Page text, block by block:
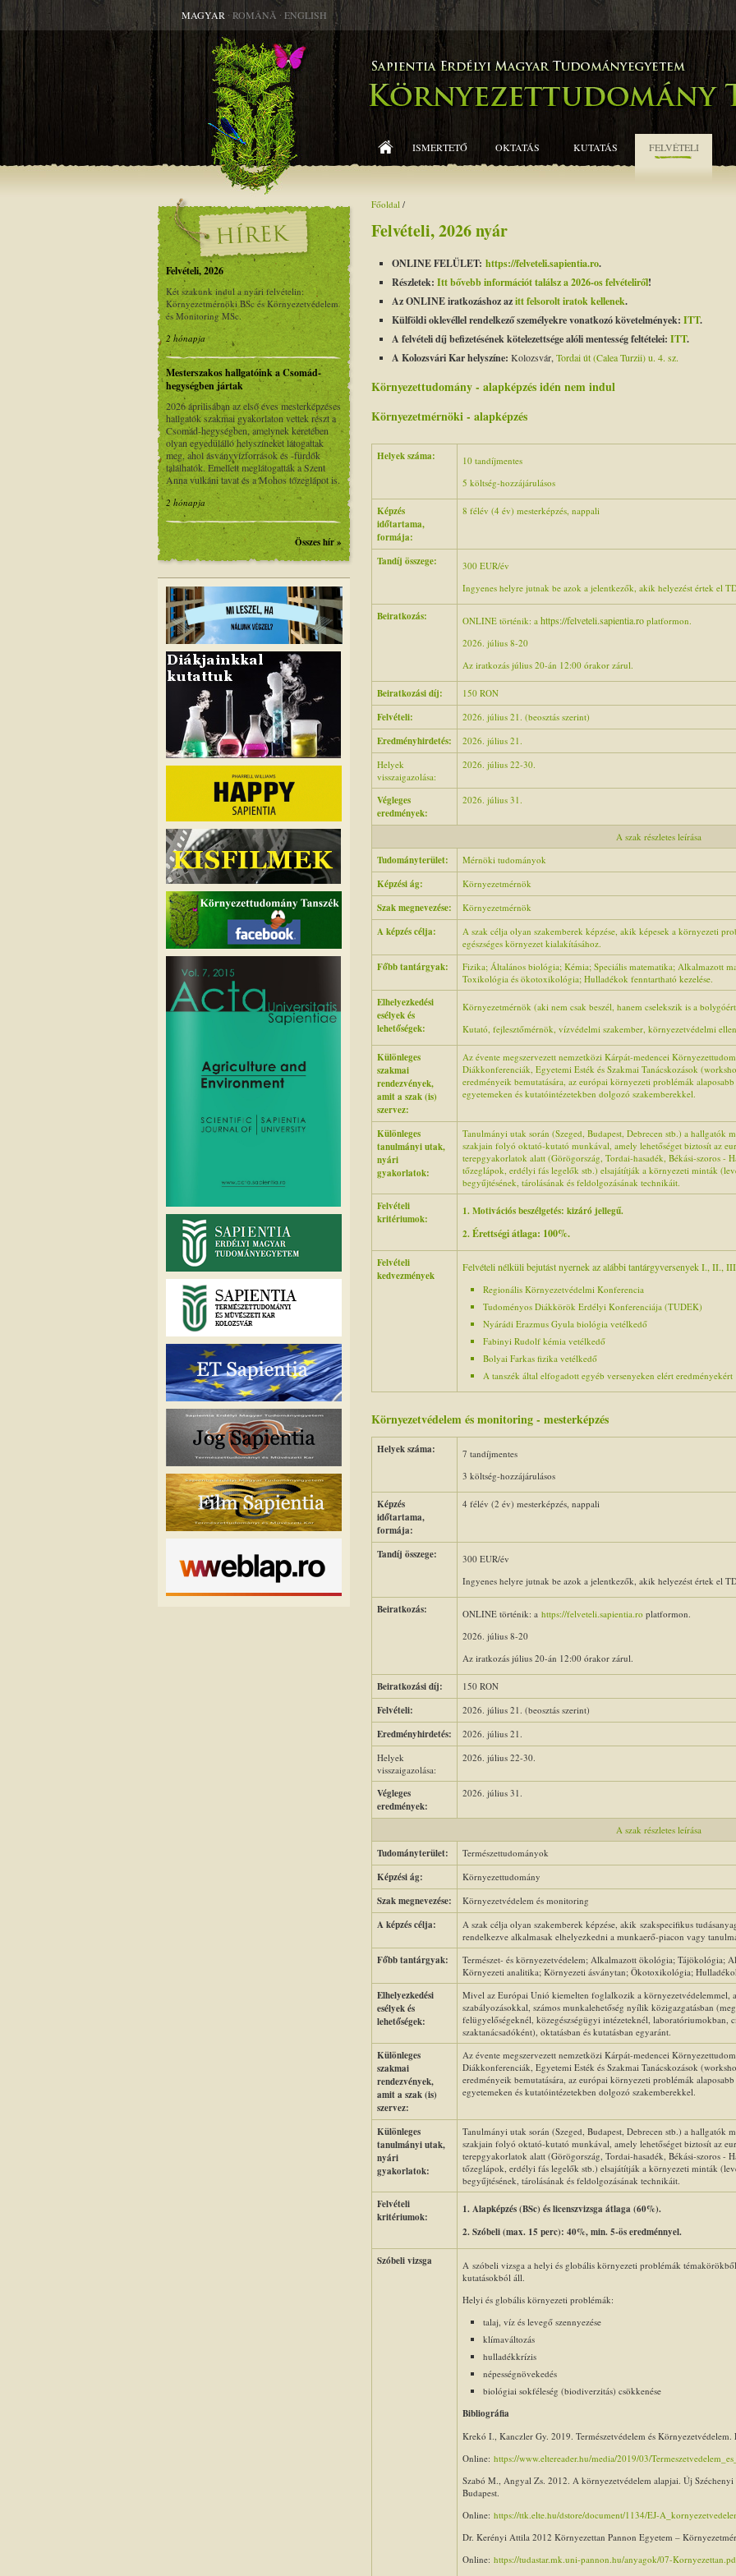
ISMERTETŐ OKTATÁS KUTATÁS FELVÉTELI
MAGYAR ∙ ROMÂNĂ ∙ ENGLISH
Főoldal /
Felvételi, 2026 nyár
ONLINE FELÜLET: https://felveteli.sapientia.ro.
Részletek: Itt bővebb információt találsz a 2026-os felvételiről!
Az ONLINE iratkozáshoz azitt felsorolt iratok kellenek.
Külföldi oklevéllel rendelkező személyekre vonatkozó követelmények: ITT.
A felvételi díj befizetésének kötelezettsége alóli mentesség feltételei: ITT.
A Kolozsvári Kar helyszíne: Kolozsvár, Tordai út (Calea Turzii) u. 4. sz.
Környezettudomány - alapképzés idén nem indul
Környezetmérnöki - alapképzés
Helyek száma:
10 tandíjmentes
5 költség-hozzájárulásos
Képzés
időtartama,
formája:
8 félév (4 év) mesterképzés, nappali
Tandíj összege:
300 EUR/év
Ingyenes helyre jutnak be azok a jelentkezők, akik helyezést értek el
Beiratkozás: ONLINE történik: a https://felveteli.sapientia.ro platformon.
2026. július 8-20
Az iratkozás július 20-án 12:00 órakor zárul.
Beiratkozási díj: 150 RON
Felvételi: 2026. július 21. (beosztás szerint)
Eredményhirdetés:
2026. július 21.
Helyek
visszaigazolása:
2026. július 22-30.
Végleges
eredmények:
2026. július 31.
A szak részletes leírása
Tudományterület: Mérnöki tudományok
Képzési ág: Környezetmérnök
Szak megnevezése: Környezetmérnök
A képzés célja:
A szak célja olyan szakemberek képzése, akik képesek a környezeti
egészséges környezet kialakításához.
Főbb tantárgyak:
Fizika; Általános biológia; Kémia; Speciális matematika; Alkalmazott
Toxikológia és ökotoxikológia; Hulladékok fenntartható kezelése.
Elhelyezkedési
esélyek és
lehetőségek:
Környezetmérnök (aki nem csak beszél, hanem cselekszik is a
Kutató, fejlesztőmérnök, vízvédelmi szakember, környezetvédelmi
Különleges
szakmai
rendezvények,
amit a szak (is)
szervez:
Az évente megszervezett nemzetközi Kárpát-medencei
Diákkonferenciák, Egyetemi Esték és Szakmai Tanácskozások
eredményeik bemutatására, az európai környezeti problémák
egyetemeken és kutatóintézetekben dolgozó szakemberekkel.
Különleges
tanulmányi utak,
nyári
gyakorlatok:
Tanulmányi utak során (Szeged, Budapest, Debrecen stb.) a hallgatók
szakjain folyó oktató-kutató munkával, amely lehetőséget biztosít az
terepgyakorlatok alatt (Görögország, Tordai-hasadék, Békási-szoros -
tőzeglápok, erdélyi fás legelők stb.) elsajátítják a környezeti minták
begyűjtésének, tárolásának és feldolgozásának technikáit.
Felvételi
kritériumok:
1. Motivációs beszélgetés: kizáró jellegű.
2.Érettségi átlaga: 100%.
Felvételi
kedvezmények
Felvételi nélküli bejutást nyernek az alábbi tantárgyversenyek I., II.,
Regionális Környezetvédelmi Konferencia
Tudoményos Diákkörök Erdélyi Konferenciája (TUDEK)
Nyárádi Erazmus Gyula biológia vetélkedő
Fabinyi Rudolf kémia vetélkedő
Bolyai Farkas fizika vetélkedő
A tanszék által elfogadott egyéb versenyeken elért eredményekért
Környezetvédelem és monitoring - mesterképzés
Helyek száma:
7 tandíjmentes
3 költség-hozzájárulásos
Képzés
időtartama,
formája:
4 félév (2 év) mesterképzés, nappali
Tandíj összege:
300 EUR/év
Ingyenes helyre jutnak be azok a jelentkezők, akik helyezést értek el
Beiratkozás: ONLINE történik: a https://felveteli.sapientia.ro platformon.
2026. július 8-20
Az iratkozás július 20-án 12:00 órakor zárul.
Beiratkozási díj: 150 RON
Felvételi: 2026. július 21. (beosztás szerint)
Eredményhirdetés:
2026. július 21.
Helyek
visszaigazolása:
2026. július 22-30.
Végleges
eredmények:
2026. július 31.
A szak részletes leírása
Tudományterület: Természettudományok
Képzési ág: Környezettudomány
Szak megnevezése: Környezetvédelem és monitoring
A képzés célja:
A szak célja olyan szakemberek képzése, akik szakspecifikus
rendelkezve alkalmasak elhelyezkedni a munkaerő-piacon vagy
Főbb tantárgyak:
Természet- és környezetvédelem; Alkalmazott ökológia; Tájökológia;
Környezeti analitika; Környezeti ásványtan; Ökotoxikológia;
Elhelyezkedési
esélyek és
lehetőségek:
Mivel az Európai Unió kiemelten foglalkozik a környezetvédelemmel,
szabályozásokkal, számos munkalehetőség nyílik közigazgatásban
felügyelőségeknél, közegészségügyi intézeteknél, laboratóriumokban,
szaktanácsadóként), oktatásban és kutatásban egyaránt.
Különleges
szakmai
rendezvények,
amit a szak (is)
szervez:
Az évente megszervezett nemzetközi Kárpát-medencei
Diákkonferenciák, Egyetemi Esték és Szakmai Tanácskozások
eredményeik bemutatására, az európai környezeti problémák
egyetemeken és kutatóintézetekben dolgozó szakemberekkel.
Különleges
tanulmányi utak,
nyári
gyakorlatok:
Tanulmányi utak során (Szeged, Budapest, Debrecen stb.) a hallgatók
szakjain folyó oktató-kutató munkával, amely lehetőséget biztosít az
terepgyakorlatok alatt (Görögország, Tordai-hasadék, Békási-szoros -
tőzeglápok, erdélyi fás legelők stb.) elsajátítják a környezeti minták
begyűjtésének, tárolásának és feldolgozásának technikáit.
Felvételi
kritériumok:
1. Alapképzés (BSc) és licenszvizsga átlaga (60%).
2.Szóbeli (max. 15 perc): 40%, min. 5-ös eredménnyel.
Szóbeli vizsga
A szóbeli vizsga a helyi és globális környezeti problémák
kutatásokból áll.
Helyi és globális környezeti problémák:
talaj, víz és levegő szennyezése
klímaváltozás
hulladékkrízis
népességnövekedés
biológiai sokféleség (biodiverzitás) csökkenése
Bibliográfia
Krekó I., Kanczler Gy. 2019. Természetvédelem és Környezetvédelem.
Online: https://www.eltereader.hu/media/2019/03/
Szabó M., Angyal Zs. 2012. A környezetvédelem alapjai. Új
Budapest.
Online: https://ttk.elte.hu/dstore/document/1134/EJ-
Dr. Kerényi Attila 2012 Környezettan Pannon Egyetem –
Online: https://tudastar.mk.uni-pannon.hu/anyagok/07-
Felvételi, 2026
Két szakunk indul a nyári felvételin:
Környezetmérnöki BSc és Környezetvédelem
és Monitoring MSc.
2 hónapja
Mesterszakos hallgatóink a Csomád-
hegységben jártak
2026 áprilisában az első éves mesterképzéses
hallgatók szakmai gyakorlaton vettek részt a
Csomád-hegységben, amelynek keretében
olyan egyedülálló helyszíneket látogattak
meg, ahol ásványvízforrások és -fürdők
találhatók. Emellett meglátogatták a Szent
Anna vulkáni tavat és a Mohos tőzeglápot is.
2 hónapja
Összes hír »